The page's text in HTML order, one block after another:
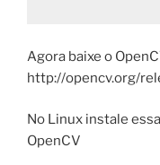
Agora baixe o
http://opencv.org/
No Linux instale
OpenCV